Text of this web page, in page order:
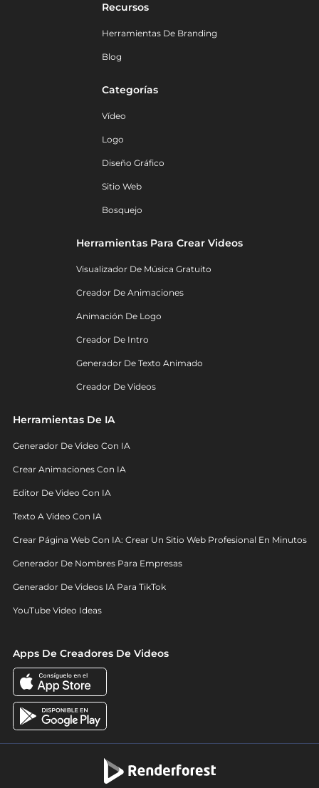
Recursos
Herramientas De Branding
Blog
Categorías
Vídeo
Logo
Diseño Gráfico
Sitio Web
Bosquejo
Herramientas Para Crear Videos
Visualizador De Música Gratuito
Creador De Animaciones
Animación De Logo
Creador De Intro
Generador De Texto Animado
Creador De Videos
Herramientas De IA
Generador De Video Con IA
Crear Animaciones Con IA
Editor De Video Con IA
Texto A Video Con IA
Crear Página Web Con IA: Crear Un Sitio Web Profesional En Minutos
Generador De Nombres Para Empresas
Generador De Videos IA Para TikTok
YouTube Video Ideas
Apps De Creadores De Videos